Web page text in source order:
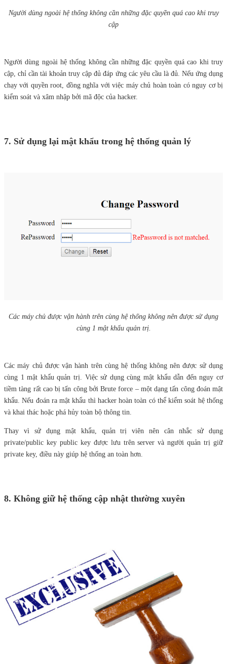
Người dùng ngoài hệ thống không cần những đặc quyền quá cao khi truy
cập
Người dùng ngoài hệ thống không cần những đặc quyền quá cao khi truy
cập, chỉ cần tài khoản truy cập đủ đáp ứng các yêu cầu là đủ. Nếu ứng dụng
chạy với quyền root, đồng nghĩa với việc máy chủ hoàn toàn có nguy cơ bị
kiểm soát và xâm nhập bởi mã độc của hacker.
7. Sử dụng lại mật khẩu trong hệ thống quản lý
Các máy chủ được vận hành trên cùng hệ thống không nên được sử dụng
cùng 1 mật khẩu quản trị.
Các máy chủ được vận hành trên cùng hệ thống không nên được sử dụng
cùng 1 mật khẩu quản trị. Việc sử dụng cùng mật khẩu dẫn đến nguy cơ
tiềm tàng rất cao bị tấn công bởi Brute force – một dạng tấn công đoán mật
khẩu. Nếu đoán ra mật khẩu thì hacker hoàn toàn có thể kiểm soát hệ thống
và khai thác hoặc phá hủy toàn bộ thông tin.
Thay vì sử dụng mật khẩu, quản trị viên nên cân nhắc sử dụng
private/public key public key được lưu trên server và người quản trị giữ
private key, điều này giúp hệ thống an toàn hơn.
8. Không giữ hệ thống cập nhật thường xuyên